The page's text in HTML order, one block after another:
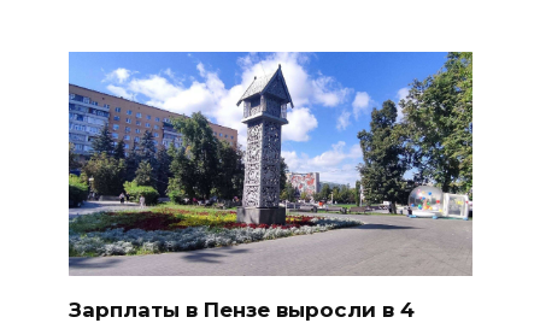
Зарплаты в Пензе выросли в 4